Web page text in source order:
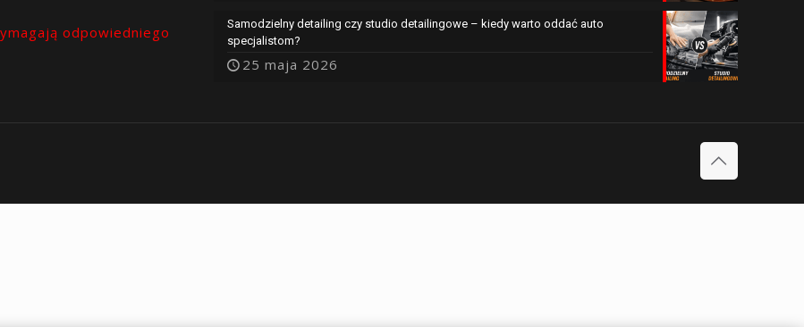
odpowiedniego
Samodzielny detailing czy studio detailingowe – kiedy warto oddać auto
specjalistom?
25 maja 2026